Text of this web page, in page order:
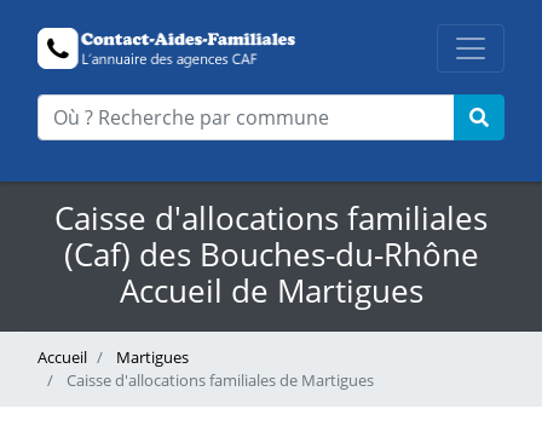
Caisse d'allocations familiales
(Caf) des Bouches-du-Rhône
Accueil de Martigues
Accueil
Martigues
Caisse d'allocations familiales de Martigues